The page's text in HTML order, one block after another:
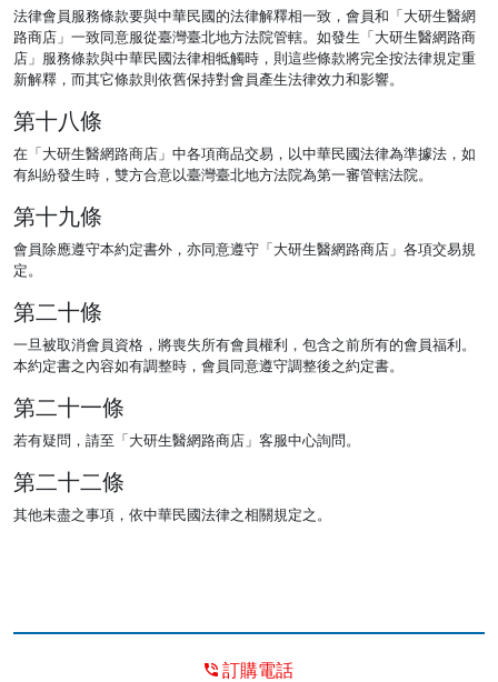
法律會員服務條款要與中華民國的法律解釋相一致，會員和「大研生醫網
路商店」一致同意服從臺灣臺北地方法院管轄。如發生「大研生醫網路商
店」服務條款與中華民國法律相牴觸時，則這些條款將完全按法律規定重
新解釋，而其它條款則依舊保持對會員產生法律效力和影響。
第十八條
在「大研生醫網路商店」中各項商品交易，以中華民國法律為準據法，如
有糾紛發生時，雙方合意以臺灣臺北地方法院為第一審管轄法院。
第十九條
會員除應遵守本約定書外，亦同意遵守「大研生醫網路商店」各項交易規
定。
第二十條
一旦被取消會員資格，將喪失所有會員權利，包含之前所有的會員福利。
本約定書之內容如有調整時，會員同意遵守調整後之約定書。
第二十一條
若有疑問，請至「大研生醫網路商店」客服中心詢問。
第二十二條
其他未盡之事項，依中華民國法律之相關規定之。
訂購電話